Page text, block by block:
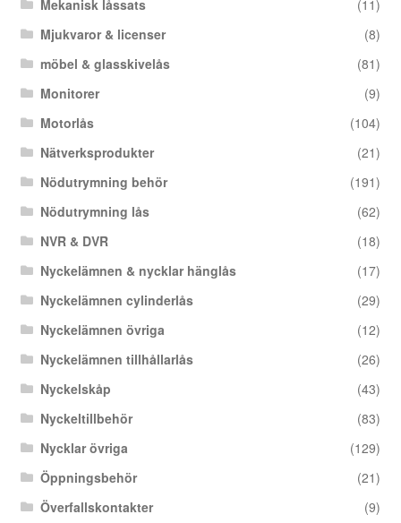
Mekanisk låssats
(11)
Mjukvaror & licenser
(8)
möbel & glasskivelås
(81)
Monitorer
(9)
Motorlås
(104)
Nätverksprodukter
(21)
Nödutrymning behör
(191)
Nödutrymning lås
(62)
NVR & DVR
(18)
Nyckelämnen & nycklar hänglås
(17)
Nyckelämnen cylinderlås
(29)
Nyckelämnen övriga
(12)
Nyckelämnen tillhållarlås
(26)
Nyckelskåp
(43)
Nyckeltillbehör
(83)
Nycklar övriga
(129)
Öppningsbehör
(21)
Överfallskontakter
(9)